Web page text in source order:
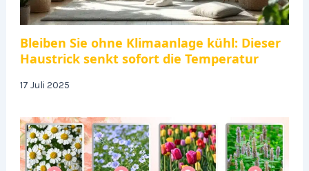
Bleiben Sie ohne Klimaanlage kühl: Dieser
Haustrick senkt sofort die Temperatur
17 Juli 2025